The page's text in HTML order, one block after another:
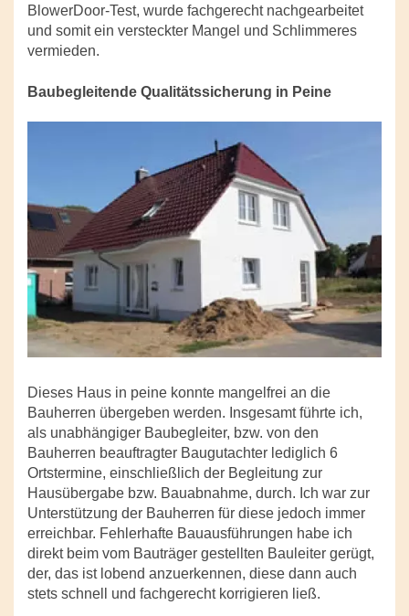
BlowerDoor-Test, wurde fachgerecht nachgearbeitet
und somit ein versteckter Mangel und Schlimmeres
vermieden.
Baubegleitende Qualitätssicherung in Peine
Dieses Haus in peine konnte mangelfrei an die
Bauherren übergeben werden. Insgesamt führte ich,
als unabhängiger Baubegleiter, bzw. von den
Bauherren beauftragter Baugutachter lediglich 6
Ortstermine, einschließlich der Begleitung zur
Hausübergabe bzw. Bauabnahme, durch. Ich war zur
Unterstützung der Bauherren für diese jedoch immer
erreichbar. Fehlerhafte Bauausführungen habe ich
direkt beim vom Bauträger gestellten Bauleiter gerügt,
der, das ist lobend anzuerkennen, diese dann auch
stets schnell und fachgerecht korrigieren ließ.